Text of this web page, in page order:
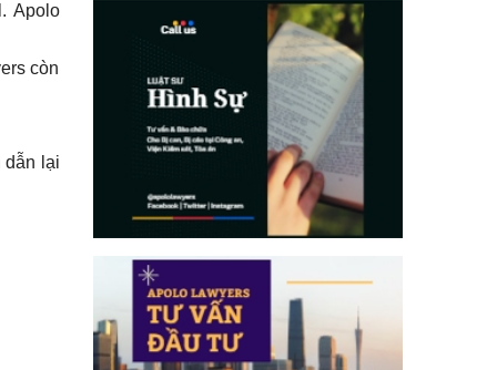
Apolo
còn
dẫn lại